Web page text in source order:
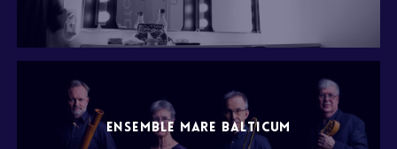
ENSEMBLE MARE BALTICUM